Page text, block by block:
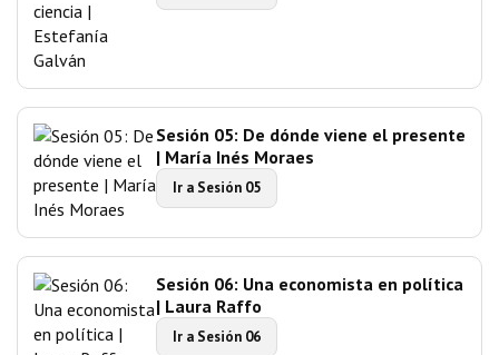
Sesión 05: De dónde viene el presente
| María Inés Moraes
Ir a Sesión 05
Sesión 06: Una economista en política
| Laura Raffo
Ir a Sesión 06